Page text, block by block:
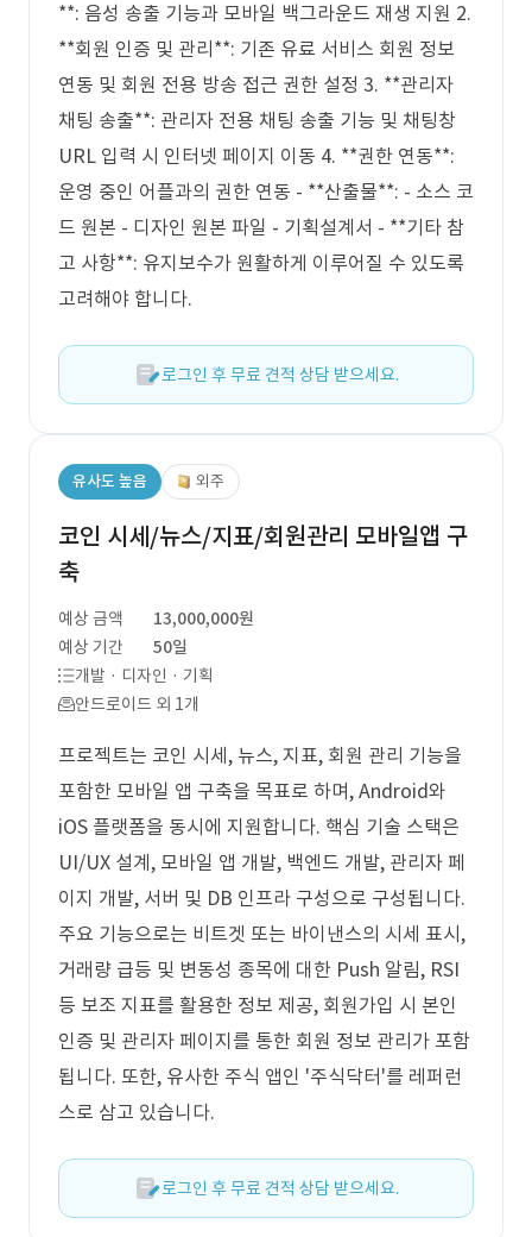
**: 음성 송출 기능과 모바일 백그라운드 재생 지원 2.
**회원 인증 및 관리**: 기존 유료 서비스 회원 정보
연동 및 회원 전용 방송 접근 권한 설정 3. **관리자
채팅 송출**: 관리자 전용 채팅 송출 기능 및 채팅창
URL 입력 시 인터넷 페이지 이동 4. **권한 연동**:
운영 중인 어플과의 권한 연동 - **산출물**: - 소스 코
드 원본 - 디자인 원본 파일 - 기획설계서 - **기타 참
고 사항**: 유지보수가 원활하게 이루어질 수 있도록
고려해야 합니다.
로그인 후 무료 견적 상담 받으세요.
유사도 높음 외주
코인 시세/뉴스/지표/회원관리 모바일앱 구
축
예상 금액
13,000,000원
예상 기간
50일
개발 · 디자인 · 기획
안드로이드 외 1개
프로젝트는 코인 시세, 뉴스, 지표, 회원 관리 기능을
포함한 모바일 앱 구축을 목표로 하며, Android와
iOS 플랫폼을 동시에 지원합니다. 핵심 기술 스택은
UI/UX 설계, 모바일 앱 개발, 백엔드 개발, 관리자 페
이지 개발, 서버 및 DB 인프라 구성으로 구성됩니다.
주요 기능으로는 비트겟 또는 바이낸스의 시세 표시,
거래량 급등 및 변동성 종목에 대한 Push 알림, RSI
등 보조 지표를 활용한 정보 제공, 회원가입 시 본인
인증 및 관리자 페이지를 통한 회원 정보 관리가 포함
됩니다. 또한, 유사한 주식 앱인 '주식닥터'를 레퍼런
스로 삼고 있습니다.
로그인 후 무료 견적 상담 받으세요.